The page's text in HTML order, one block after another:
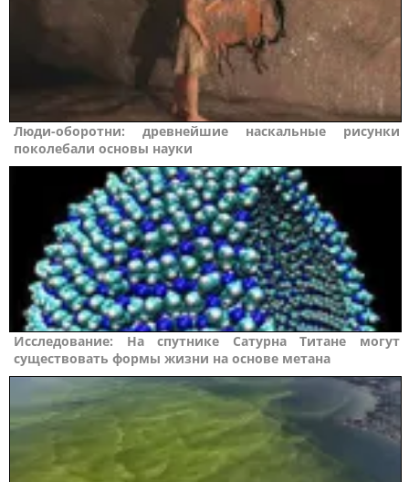
Люди-оборотни: древнейшие наскальные рисунки
поколебали основы науки
Исследование: На спутнике Сатурна Титане могут
существовать формы жизни на основе метана